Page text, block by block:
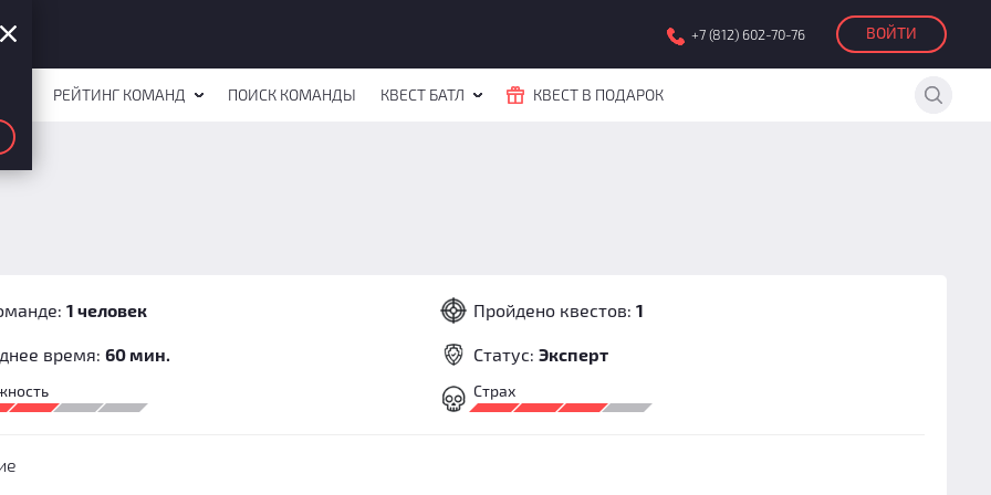
+7 (812) 602-70-76 ВОЙТИ
РЕЙТИНГ КОМАНД ПОИСК КОМАНДЫ КВЕСТ БАТЛ КВЕСТ В ПОДАРОК
1 человек Пройдено квестов:1
время:60 мин. Статус:Эксперт
Страх